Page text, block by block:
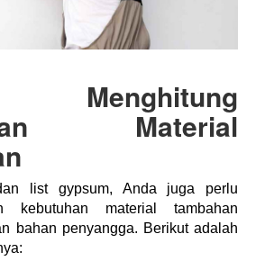
Material
list gypsum, Anda juga perlu
kebutuhan material tambahan
bahan penyangga. Berikut adalah